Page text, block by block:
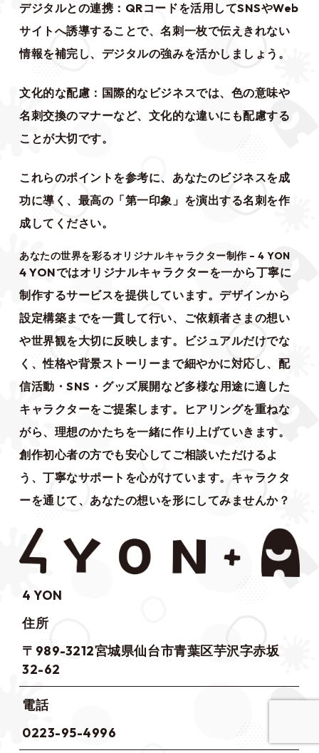
デジタルとの連携：QRコードを活用してSNSやWeb
サイトへ誘導することで、名刺一枚で伝えきれない
情報を補完し、デジタルの強みを活かしましょう。
文化的な配慮：国際的なビジネスでは、色の意味や
名刺交換のマナーなど、文化的な違いにも配慮する
ことが大切です。
これらのポイントを参考に、あなたのビジネスを成
功に導く、最高の「第一印象」を演出する名刺を作
成してください。
あなたの世界を彩るオリジナルキャラクター制作 – 4 YON
4 YONではオリジナルキャラクターを一から丁寧に
制作するサービスを提供しています。デザインから
設定構築までを一貫して行い、ご依頼者さまの想い
や世界観を大切に反映します。ビジュアルだけでな
く、性格や背景ストーリーまで細やかに対応し、配
信活動・SNS・グッズ展開など多様な用途に適した
キャラクターをご提案します。ヒアリングを重ねな
がら、理想のかたちを一緒に作り上げていきます。
創作初心者の方でも安心してご相談いただけるよ
う、丁寧なサポートを心がけています。キャラクタ
ーを通じて、あなたの想いを形にしてみませんか？
4 YON
住所
〒989-3212宮城県仙台市青葉区芋沢字赤坂
32-62
電話
0223-95-4996